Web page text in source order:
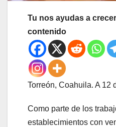
Tu nos ayudas a
contenido
Torreón, Coahuila. A 12
Como parte de los
establecimientos con